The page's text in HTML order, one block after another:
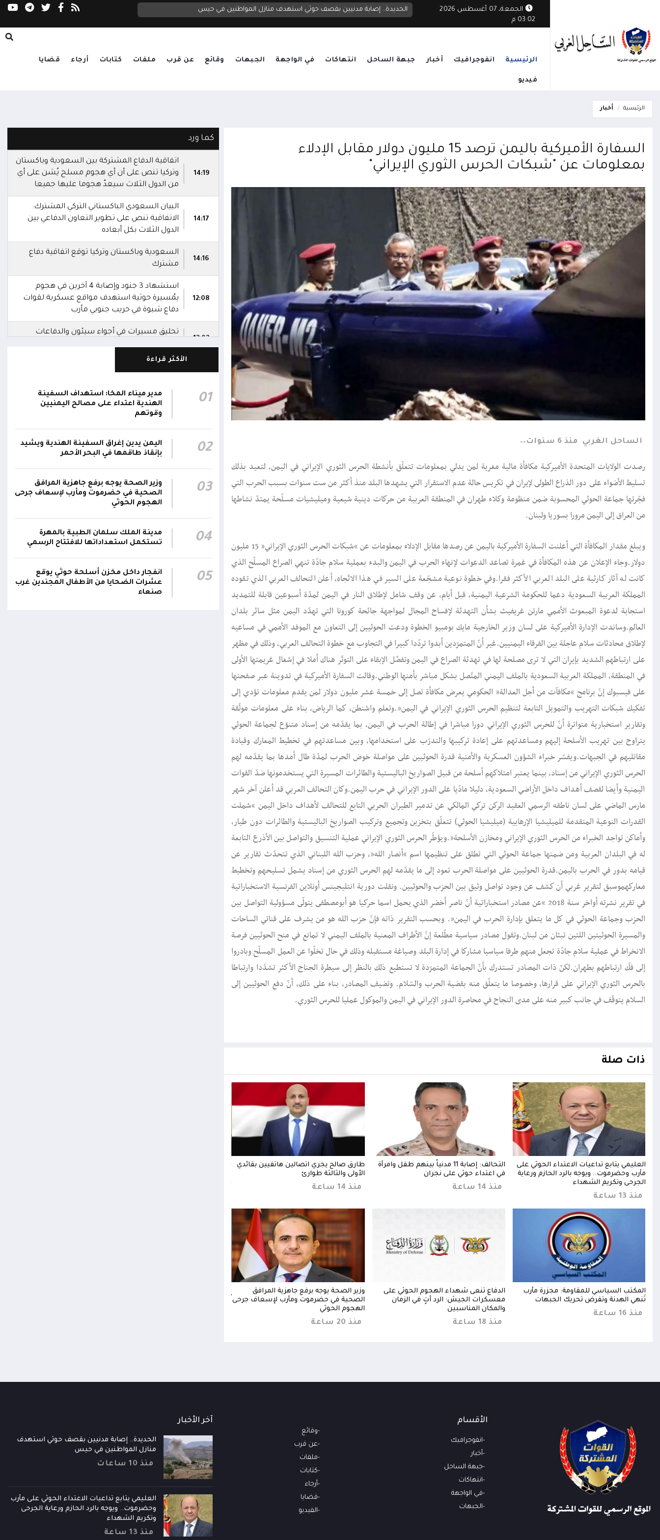
الجمعة، 07 أغسطس 2026
03:02 م
الحديدة.. إصابة مدنيين بقصف حوثي استهدف منازل المواطنين في حيس
الرئيسية انفوجرافيك أخبار جبهة الساحل انتهاكات في الواجهة الجبهات وقائع عن قرب ملفات كتابات أرجاء قضايا
فيديو
الرئيسية أخبار
السفارة الأميركية باليمن ترصد 15 مليون دولار مقابل الإدلاء
بمعلومات عن "شبكات الحرس الثوري الإيراني"
الساحل الغربي منذ 6 سنوات
رصدت الولايات المتحدة الأميركية مكافأة مالية مغرية لمن يدلي بمعلومات تتعلّق بأنشطة الحرس الثوري الإيراني في اليمن، لتعيد بذلك
تسليط الأضواء على دور الذراع الطولى لإيران في تكريس حالة عدم الاستقرار التي يشهدها البلد منذ أكثر من ست سنوات بسبب الحرب التي
فجّرتها جماعة الحوثي المحسوبة ضمن منظومة وكلاء طهران في المنطقة العربية من حركات دينية شيعية وميليشيات مسلّحة يمتدّ نشاطها
من العراق إلى اليمن مرورا بسوريا ولبنان.
ويبلغ مقدار المكافأة التي أعلنت السفارة الأميركية باليمن عن رصدها مقابل الإدلاء بمعلومات عن “شبكات الحرس الثوري الإيراني” 15 مليون
دولار.وجاء الإعلان عن هذه المكافأة في غمرة تصاعد الدعوات لإنهاء الحرب في اليمن والبدء بعملية سلام جادّة تنهي الصراع المسلّح الذي
كانت له آثار كارثية على البلد العربي الأكثر فقرا.وفي خطوة نوعية مشجّعة على السير في هذا الاتّجاه، أعلن التحالف العربي الذي تقوده
المملكة العربية السعودية دعما للحكومة الشرعية اليمنية، قبل أيام، عن وقف شامل لإطلاق النار في اليمن لمدّة أسبوعين قابلة للتمديد
استجابة لدعوة المبعوث الأممي مارتن غريفيث بشأن التهدئة لإفساح المجال لمواجهة جائحة كورونا التي تهدّد اليمن مثل سائر بلدان
العالم.وساندت الإدارة الأميركية على لسان وزير الخارجية مايك بومبيو الخطوة ودعت الحوثيين إلى التعاون مع الموفد الأممي في مساعيه
لإطلاق محادثات سلام عاجلة بين الفرقاء اليمنيين.غير أنّ المتمرّدين أبدوا تردّدا كبيرا في التجاوب مع خطوة التحالف العربي، وذلك في مظهر
على ارتباطهم الشديد بإيران التي لا ترى مصلحة لها في تهدئة الصراع في اليمن وتفضّل الإبقاء على التوتّر هناك أملا في إشغال غريمتها الأولى
في المنطقة، المملكة العربية السعودية بالملف اليمني المتّصل بشكل مباشر بأمنها الوطني.وقالت السفارة الأميركية في تدوينة عبر صفحتها
على فيسبوك إنّ برنامج “مكافآت من أجل العدالة” الحكومي يعرض مكافأة تصل إلى خمسة عشر مليون دولار لمن يقدم معلومات تؤدي إلى
تفكيك شبكات التهريب والتمويل التابعة لتنظيم الحرس الثوري الإيراني في اليمن”.وتعلم واشنطن، كما الرياض، بناء على معلومات موثّقة
وتقارير استخبارية متواترة أنّ للحرس الثوري الإيراني دورا مباشرا في إطالة الحرب في اليمن، بما يقدّمه من إسناد متنوّع لجماعة الحوثي
يتراوح بين تهريب الأسلحة إليهم ومساعدتهم على إعادة تركيبها والتدرّب على استخدامها، وبين مساعدتهم في تخطيط المعارك وقيادة
مقاتليهم في الجبهات.ويفسّر خبراء الشؤون العسكرية والأمنية قدرة الحوثيين على مواصلة خوض الحرب لمدّة طال أمدها بما يقدّمه لهم
الحرس الثوري الإيراني من إسناد، بينما يعتبر امتلاكهم أسلحة من قبيل الصواريخ الباليستية والطائرات المسيرة التي يستخدمونها ضدّ القوات
اليمنية وأيضا لقصف أهداف داخل الأراضي السعودية، دليلا مادّيا على الدور الإيراني في حرب اليمن.وكان التحالف العربي قد أعلن آخر شهر
مارس الماضي على لسان ناطقه الرسمي العقيد الركن تركي المالكي عن تدمير الطيران الحربي التابع للتحالف لأهداف داخل اليمن “شملت
القدرات النوعية المتقدمة للميليشيا الإرهابية (ميليشيا الحوثي) تتعلّق بتخزين وتجميع وتركيب الصواريخ الباليستية والطائرات دون طيار،
وأماكن تواجد الخبراء من الحرس الثوري الإيراني ومخازن الأسلحة”.ويؤطّر الحرس الثوري الإيراني عملية التنسيق والتواصل بين الأذرع التابعة
له في البلدان العربية ومن ضمنها جماعة الحوثي التي تطلق على تنظيمها اسم “أنصار الله”، وحزب الله اللبناني الذي تتحدّث تقارير عن
قيامه بدور في الحرب باليمن.قدرة الحوثيين على مواصلة الحرب تعود إلى ما يقدّمه لهم الحرس الثوري من إسناد يشمل تسليحهم وتخطيط
معاركهموسبق لتقرير غربي أن كشف عن وجود تواصل وثيق بين الحزب والحوثيين. ونقلت دورية انتليجينس أونلاين الفرنسية الاستخباراتية
في تقرير نشرته أواخر سنة 2018 “عن مصادر استخباراتية أنّ ناصر أخضر الذي يحمل اسما حركيا هو أبومصطفى يتولّى مسؤولية التواصل بين
الحزب وجماعة الحوثي في كل ما يتعلق بإدارة الحرب في اليمن”. وبحسب التقرير ذاته فإنّ حزب الله هو من يشرف على قناتي الساحات
والمسيرة الحوثيتين اللتين تبثان من لبنان.وتقول مصادر سياسية مطّلعة إنّ الأطراف المعنية بالملف اليمني لا تمانع في منح الحوثيين فرصة
الانخراط في عملية سلام جادّة تجعل منهم طرفا سياسيا مشاركا في إدارة البلد وصياغة مستقبله وذلك في حال تخلّوا عن العمل المسلّح وبادروا
إلى فكّ ارتباطهم بطهران.لكنّ ذات المصادر تستدرك بأنّ الجماعة المتمرّدة لا تستطيع ذلك بالنظر إلى سيطرة الجناح الأكثر تشدّدا وارتباطا
بالحرس الثوري الإيراني على قرارها، وخصوصا ما يتعلّق منه بقضية الحرب والسّلام. وتضيف المصادر، بناء على ذلك، أنّ دفع الحوثيين إلى
السلام يتوقّف في جانب كبير منه على مدى النجاح في محاصرة الدور الإيراني في اليمن والموكول عمليا للحرس الثوري.
ذات صلة
العليمي يتابع تداعيات الاعتداء الحوثي على
مأرب وحضرموت.. ويوجه بالرد الحازم ورعاية
الجرحى وتكريم الشهداء
منذ 13 ساعة
التحالف: إصابة 11 مدنياً بينهم طفل وامرأة
في اعتداء حوثي على نجران
منذ 14 ساعة
طارق صالح يجري اتصالين هاتفيين بقائدي
الأولى والثالثة طوارئ
منذ 14 ساعة
المكتب السياسي للمقاومة: مجزرة مأرب
تُنهي الهدنة وتفرض تحريك الجبهات
منذ 16 ساعة
الدفاع تنعى شهداء الهجوم الحوثي على
معسكرات الجيش: الرد آتٍ في الزمان
والمكان المناسبين
منذ 18 ساعة
وزير الصحة يوجه برفع جاهزية المرافق
الصحية في حضرموت ومأرب لإسعاف جرحى
الهجوم الحوثي
منذ 20 ساعة
كما ورد
14:19
اتفاقية الدفاع المشتركة بين السعودية وباكستان
وتركيا تنص على أن أي هجوم مسلح يُشن على أي
من الدول الثلاث سيعدّ هجوما عليها جميعا
14:17
البيان السعودي الباكستاني التركي المشترك:
الاتفاقية تنص على تطوير التعاون الدفاعي بين
الدول الثلاث بكل أبعاده
14:16
السعودية وباكستان وتركيا توقع اتفاقية دفاع
مشترك
12:08
استشهاد 3 جنود وإصابة 4 آخرين في هجوم
بمُسيرة حوثية استهدف مواقع عسكرية لقوات
دفاع شبوة في حريب جنوبي مأرب
12:02
تحليق مسيرات في أجواء سيئون والدفاعات
سكنية
تلفزيون حكومي: الدفاعات الجوية تُسقط مسيرات
عاجل| فشل إطلاق صاروخ باليستي حوثي من ذي
السفال بمحافظة إب.. وإصابة عدد من عناصر
المليشيا ونقلهم إلى مستشفى الرفاعي بمدينة
القاعدة
الأكثر قراءة
01
مدير ميناء المخا: استهداف السفينة
الهندية اعتداء على مصالح اليمنيين
وقوتهم
02
اليمن يدين إغراق السفينة الهندية ويشيد
بإنقاذ طاقمها في البحر الأحمر
03
وزير الصحة يوجه برفع جاهزية المرافق
الصحية في حضرموت ومأرب لإسعاف جرحى
الهجوم الحوثي
04
مدينة الملك سلمان الطبية بالمهرة
تستكمل استعداداتها للافتتاح الرسمي
05
انفجار داخل مخزن أسلحة حوثي يوقع
عشرات الضحايا من الأطفال المجندين غرب
صنعاء
الأقسام
انفوجرافيك
أخبار
جبهة الساحل
انتهاكات
في الواجهة
الجبهات
وقائع
عن قرب
ملفات
كتابات
أرجاء
قضايا
الفيديو
آخر الأخبار
الحديدة.. إصابة مدنيين بقصف حوثي استهدف
منازل المواطنين في حيس
منذ 10 ساعات
العليمي يتابع تداعيات الاعتداء الحوثي على مأرب
وحضرموت.. ويوجه بالرد الحازم ورعاية الجرحى
وتكريم الشهداء
منذ 13 ساعة